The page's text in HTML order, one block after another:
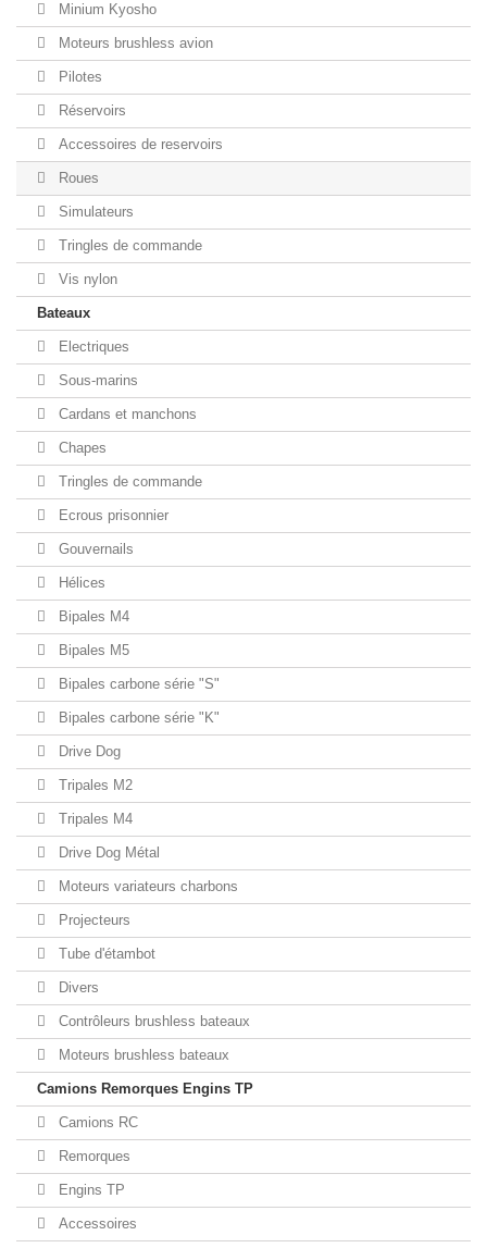
Minium Kyosho
Moteurs brushless avion
Pilotes
Réservoirs
Accessoires de reservoirs
Roues
Simulateurs
Tringles de commande
Vis nylon
Bateaux
Electriques
Sous-marins
Cardans et manchons
Chapes
Tringles de commande
Ecrous prisonnier
Gouvernails
Hélices
Bipales M4
Bipales M5
Bipales carbone série "S"
Bipales carbone série "K"
Drive Dog
Tripales M2
Tripales M4
Drive Dog Métal
Moteurs variateurs charbons
Projecteurs
Tube d'étambot
Divers
Contrôleurs brushless bateaux
Moteurs brushless bateaux
Camions Remorques Engins TP
Camions RC
Remorques
Engins TP
Accessoires